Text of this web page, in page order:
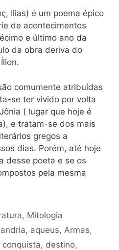
Ilias) é um poema épico
de acontecimentos
e último ano da
da obra deriva do
comumente atribuídas
se ter vivido por volta
( lugar que hoje é
e tratam-se dos mais
gregos a
dias. Porém, até hoje
desse poeta e se os
pela mesma
, Mitologia
, aqueus, Armas,
conquista, destino,